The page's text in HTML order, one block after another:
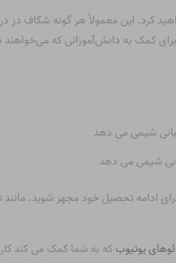
جایی که توجه ۱:۱ بیشتری را به خود جلب خواهید کرد. این
کمک به دانش‌آموزانی که
شیمی می دهد
یوتیوبکه به شما کمک می کند